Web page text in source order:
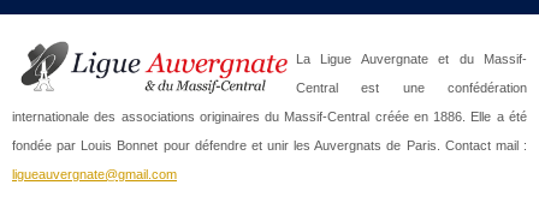
La Ligue Auvergnate et du Massif-
Central est une confédération
internationale des associations originaires du Massif-Central créée en 1886. Elle a été
fondée par Louis Bonnet pour défendre et unir les Auvergnats de Paris. Contact mail :
ligueauvergnate@gmail.com